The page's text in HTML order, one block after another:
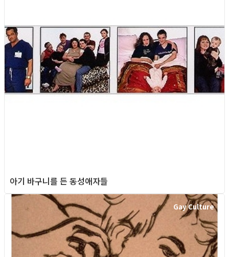
아기 바구니를 든 동성애자들
Gay Culture